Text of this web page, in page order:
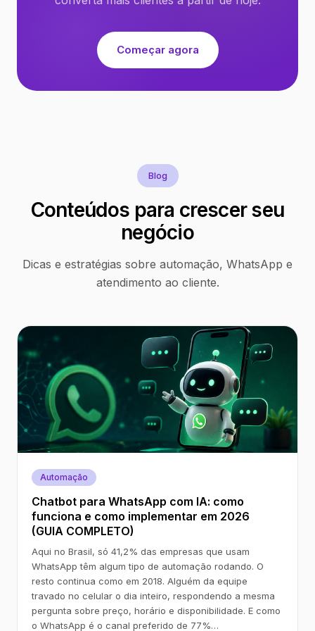
Começar agora
Blog
Conteúdos para crescer seu
negócio
Dicas e estratégias sobre automação, WhatsApp e
atendimento ao cliente.
Automação
Chatbot para WhatsApp com IA: como
funciona e como implementar em 2026
(GUIA COMPLETO)
Aqui no Brasil, só 41,2% das empresas que usam
WhatsApp têm algum tipo de automação rodando. O
resto continua como em 2018. Alguém da equipe
travado no celular o dia inteiro, respondendo a mesma
pergunta sobre preço, horário e disponibilidade. E como
o WhatsApp é o canal preferido de 77%…